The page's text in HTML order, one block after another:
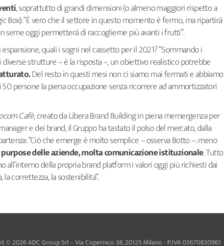
, soprattutto di grandi dimensioni (o almeno maggiori rispetto a
Box): “È vero che il settore in questo momento è fermo, ma ripartirà
seme oggi permetterà di raccoglierne più avanti i frutti”.
quali i sogni nel cassetto per il 2021? “Sommando i
strutture – è la risposta –, un obiettivo realistico potrebbe
Del resto in questi mesi non ci siamo mai fermati e abbiamo
persone la piena occupazione senza ricorrere ad ammortizzatori
Cafè,creato da Libera Brand Building in piena memergenza per
e dei brand, il Gruppo ha tastato il polso del mercato, dalla
“Ciò che emerge è molto semplice – osserva Botto –: meno
delle aziende, molta comunicazione istituzionale. Tutto
all’interno della propria brand platform i valori oggi più richiesti dai
correttezza, la sostenibilità”.
© 2026 ADC Group Srl – Via Copernico 38, 20125 Milano - P.IVA 03670830961